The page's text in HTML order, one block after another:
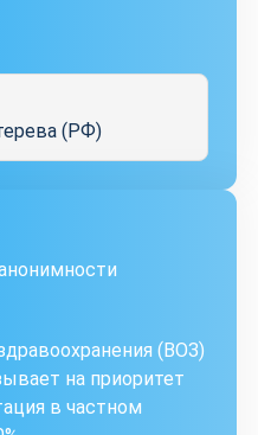
(РФ)
(ВОЗ)
на приоритет
в частном